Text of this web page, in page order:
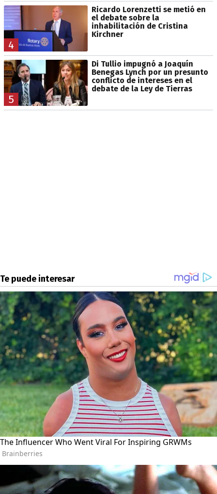
4
Ricardo Lorenzetti se metió en
el debate sobre la
inhabilitación de Cristina
Kirchner
5
Di Tullio impugnó a Joaquín
Benegas Lynch por un presunto
conflicto de intereses en el
debate de la Ley de Tierras